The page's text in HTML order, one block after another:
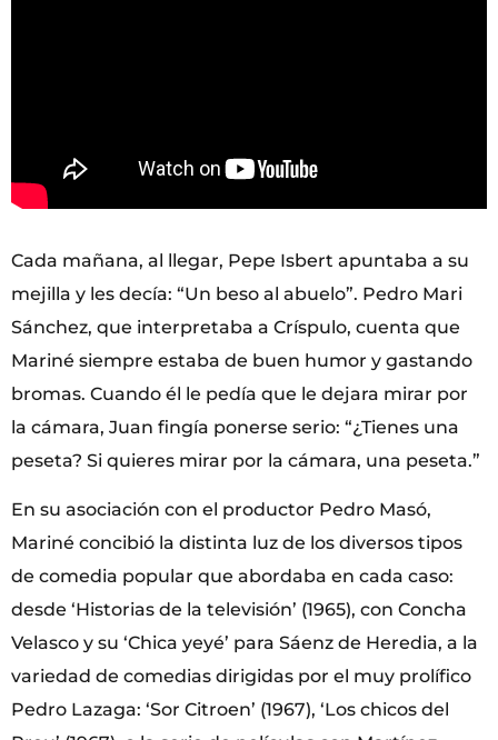
Cada mañana, al llegar, Pepe Isbert apuntaba a su
mejilla y les decía: “Un beso al abuelo”. Pedro Mari
Sánchez, que interpretaba a Críspulo, cuenta que
Mariné siempre estaba de buen humor y gastando
bromas. Cuando él le pedía que le dejara mirar por
la cámara, Juan fingía ponerse serio: “¿Tienes una
peseta? Si quieres mirar por la cámara, una peseta.”
En su asociación con el productor Pedro Masó,
Mariné concibió la distinta luz de los diversos tipos
de comedia popular que abordaba en cada caso:
desde ‘Historias de la televisión’ (1965), con Concha
Velasco y su ‘Chica yeyé’ para Sáenz de Heredia, a la
variedad de comedias dirigidas por el muy prolífico
Pedro Lazaga: ‘Sor Citroen’ (1967), ‘Los chicos del